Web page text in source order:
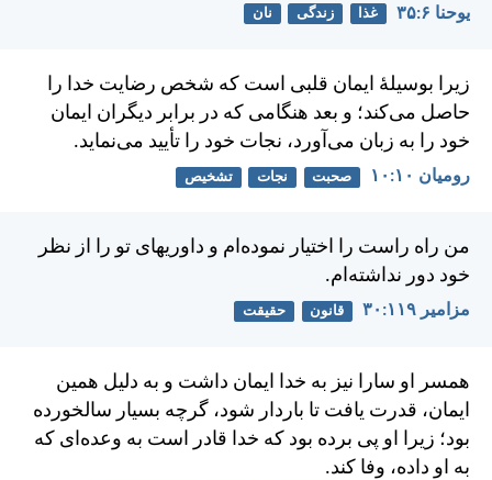
يوحنا ۶:‏۳۵ غذا زندگی نان
زيرا بوسيلهٔ ايمان قلبی است كه شخص رضايت خدا را
حاصل می‌كند؛ و بعد هنگامی كه در برابر ديگران ايمان
خود را به زبان می‌آورد، نجات خود را تأييد می‌نمايد.
رومیان ۱۰:‏۱۰ صحبت نجات تشخیص
من راه راست را اختيار نموده‌ام و داوريهای تو را از نظر
خود دور نداشته‌ام.
مزامير ۱۱۹:‏۳۰ قانون حقیقت
همسر او سارا نيز به خدا ايمان داشت و به دلیل همين
ايمان، قدرت يافت تا باردار شود، گرچه بسيار سالخورده
بود؛ زيرا او پی برده بود كه خدا قادر است به وعده‌ای كه
به او داده، وفا كند.